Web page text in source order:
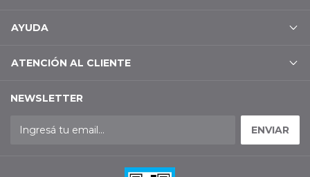
AYUDA
ATENCIÓN AL CLIENTE
NEWSLETTER